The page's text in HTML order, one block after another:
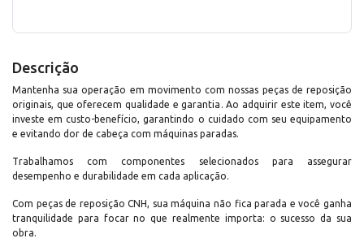
Descrição
Mantenha sua operação em movimento com nossas peças de reposição
originais, que oferecem qualidade e garantia. Ao adquirir este item, você
investe em custo-benefício, garantindo o cuidado com seu equipamento
e evitando dor de cabeça com máquinas paradas.
Trabalhamos com componentes selecionados para assegurar
desempenho e durabilidade em cada aplicação.
Com peças de reposição CNH, sua máquina não fica parada e você ganha
tranquilidade para focar no que realmente importa: o sucesso da sua
obra.